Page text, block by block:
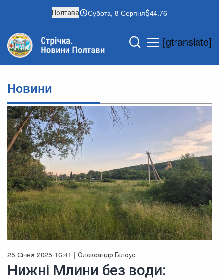
Полтава Субота, 8 Серпня 44.76
[gtranslate]
Новини
25 Січня 2025 16:41 | Олександр Білоус
Нижні Млини без води: